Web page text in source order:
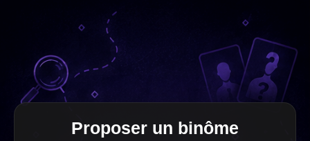
Proposer un binôme